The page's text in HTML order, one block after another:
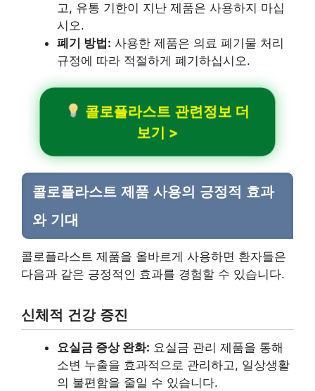
고, 유통 기한이 지난 제품은 사용하지 마십
시오.
폐기 방법: 사용한 제품은 의료 폐기물 처리
규정에 따라 적절하게 폐기하십시오.
콜로플라스트 관련정보 더
보기 >
콜로플라스트 제품 사용의 긍정적 효과
와 기대
콜로플라스트 제품을 올바르게 사용하면 환자들은
다음과 같은 긍정적인 효과를 경험할 수 있습니다.
신체적 건강 증진
요실금 증상 완화: 요실금 관리 제품을 통해
소변 누출을 효과적으로 관리하고, 일상생활
의 불편함을 줄일 수 있습니다.